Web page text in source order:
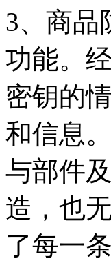
3、商品
功能。
密钥的
和信息
与部件
造，也
了每一